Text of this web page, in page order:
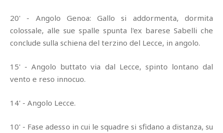
20' - Angolo Genoa: Gallo si addormenta, dormita
colossale, alle sue spalle spunta l'ex barese Sabelli che
conclude sulla schiena del terzino del Lecce, in angolo.
15' - Angolo buttato via dal Lecce, spinto lontano dal
vento e reso innocuo.
14' - Angolo Lecce.
10' - Fase adesso in cui le squadre si sfidano a distanza, su